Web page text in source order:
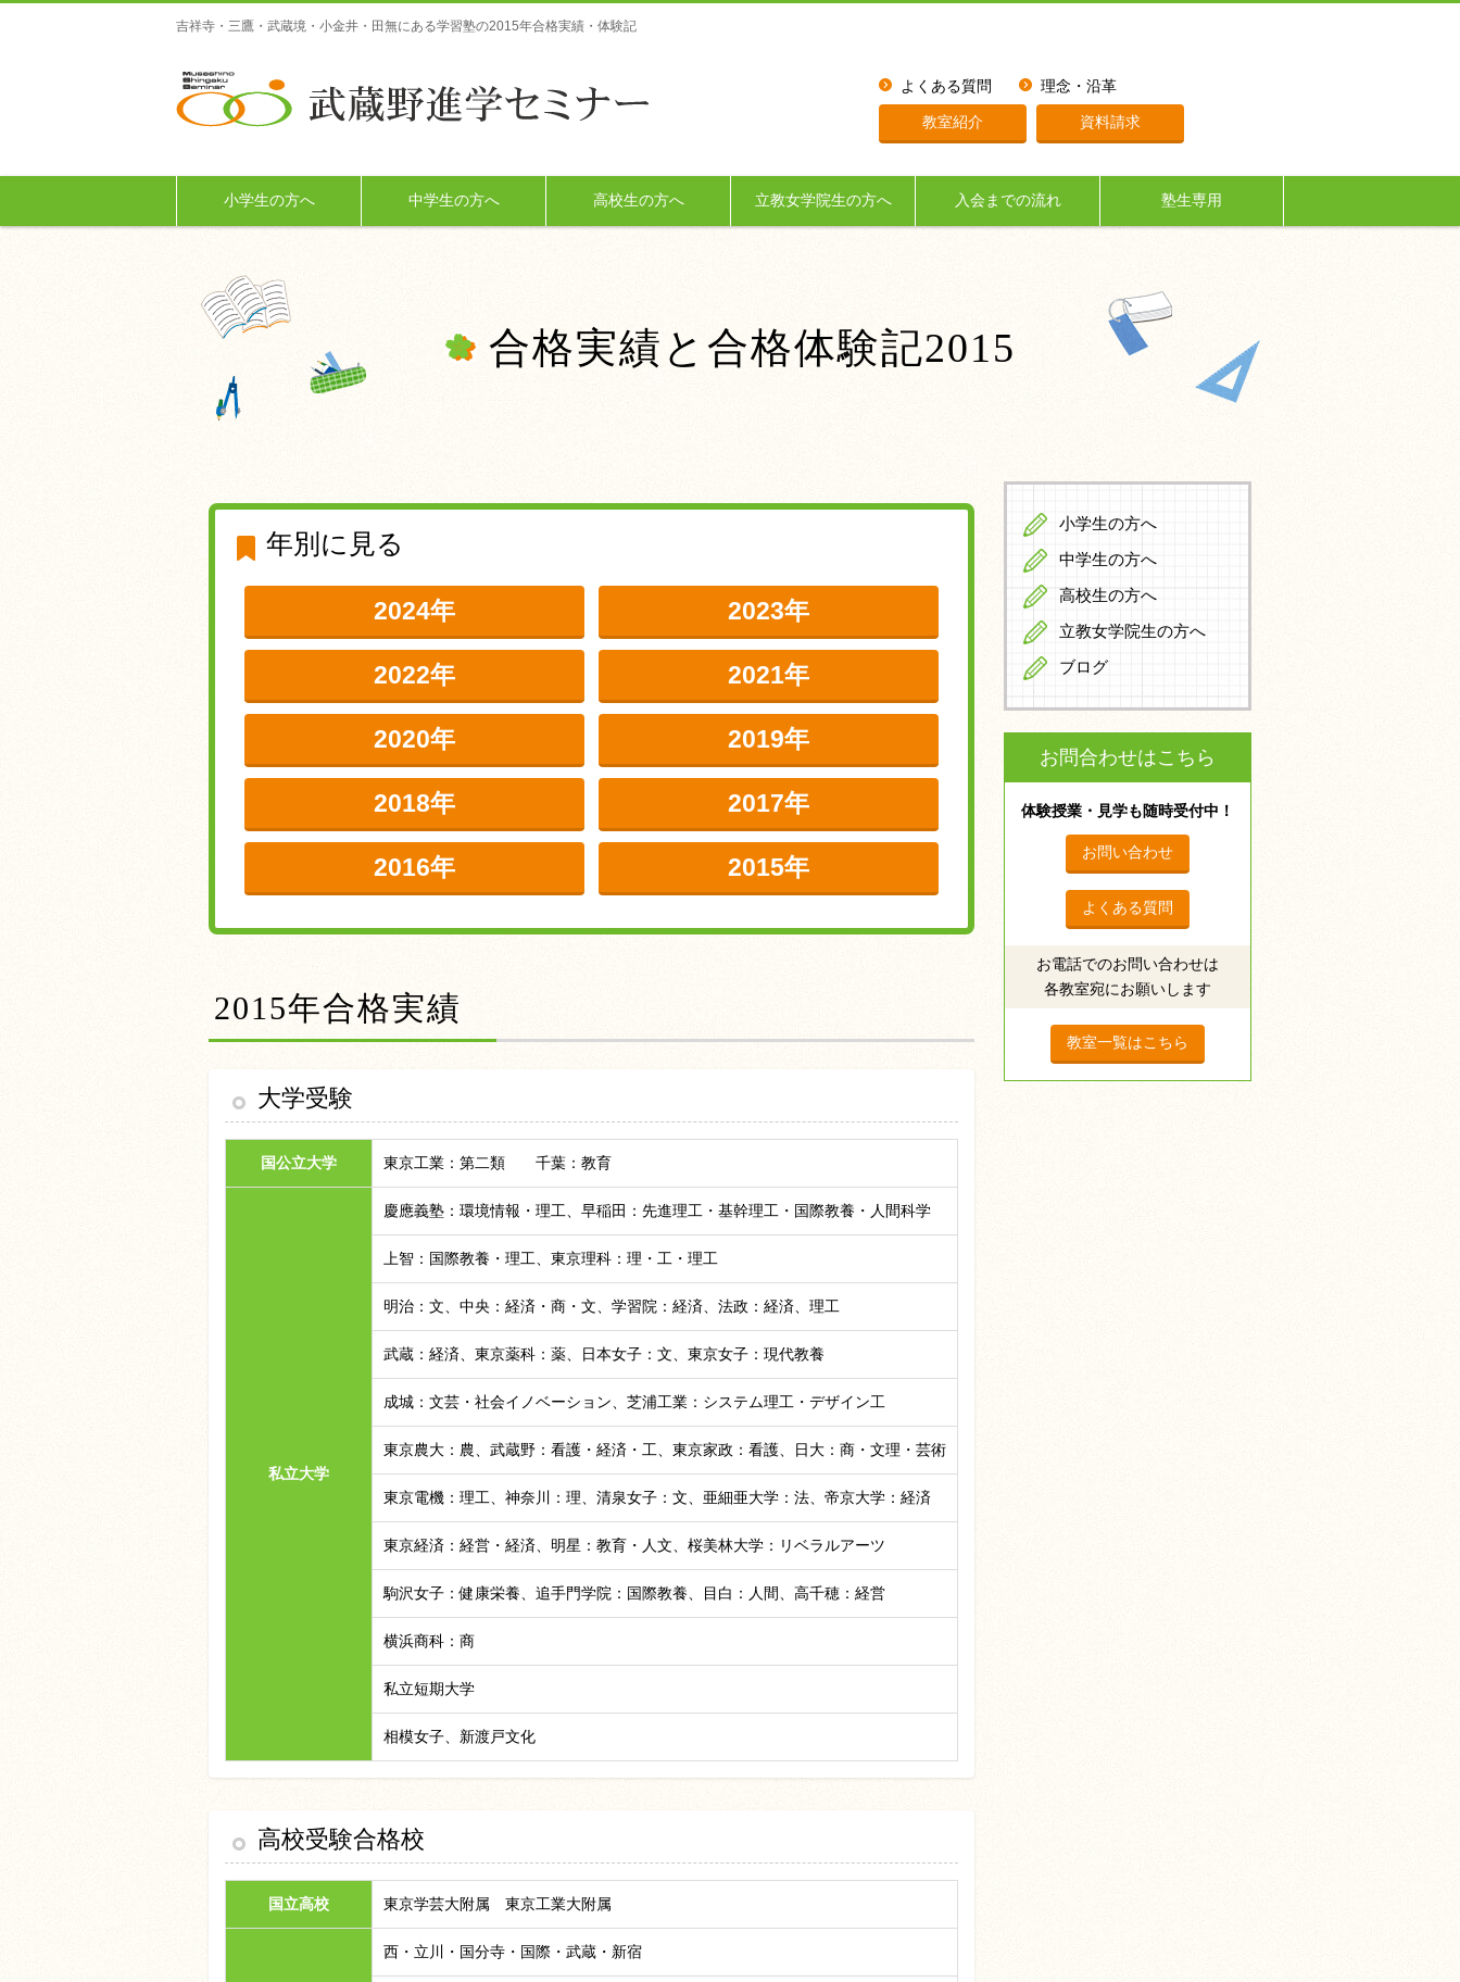
吉祥寺・三鷹・武蔵境・小金井・田無にある学習塾の2015年合格実績・体験記
よくある質問 理念・沿革
教室紹介 資料請求
小学生の方へ 中学生の方へ 高校生の方へ 立教女学院生の方へ 入会までの流れ 塾生専用
合格実績と合格体験記2015
年別に見る
2024年 2023年
2022年 2021年
2020年 2019年
2018年 2017年
2016年 2015年
2015年合格実績
大学受験
国公立大学 東京工業：第二類 千葉：教育
私立大学
慶應義塾：環境情報・理工、早稲田：先進理工・基幹理工・国際教養・人間科学
上智：国際教養・理工、東京理科：理・工・理工
明治：文、中央：経済・商・文、学習院：経済、法政：経済、理工
武蔵：経済、東京薬科：薬、日本女子：文、東京女子：現代教養
成城：文芸・社会イノベーション、芝浦工業：システム理工・デザイン工
東京農大：農、武蔵野：看護・経済・工、東京家政：看護、日大：商・文理・芸術
東京電機：理工、神奈川：理、清泉女子：文、亜細亜大学：法、帝京大学：経済
東京経済：経営・経済、明星：教育・人文、桜美林大学：リベラルアーツ
駒沢女子：健康栄養、追手門学院：国際教養、目白：人間、高千穂：経営
横浜商科：商
私立短期大学
相模女子、新渡戸文化
高校受験合格校
国立高校 東京学芸大附属 東京工業大附属
西・立川・国分寺・国際・武蔵・新宿
小学生の方へ
中学生の方へ
高校生の方へ
立教女学院生の方へ
ブログ
お問合わせはこちら
体験授業・見学も随時受付中！
お問い合わせ
よくある質問
お電話でのお問い合わせは
各教室宛にお願いします
教室一覧はこちら